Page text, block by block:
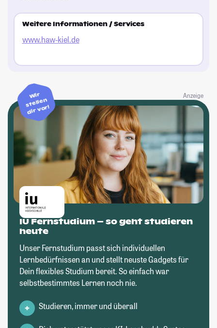
Weitere Informationen / Services
www.haw-kiel.de
Anzeige
Wir
stellen
dir vor!
IU Fernstudium – so geht studieren
heute
Unser Fernstudium passt sich individuellen
Lernbedürfnissen an und stellt neuste Gadgets für
Dein flexibles Studium bereit. So einfach war
selbstbestimmtes Lernen noch nie.
Studieren, immer und überall